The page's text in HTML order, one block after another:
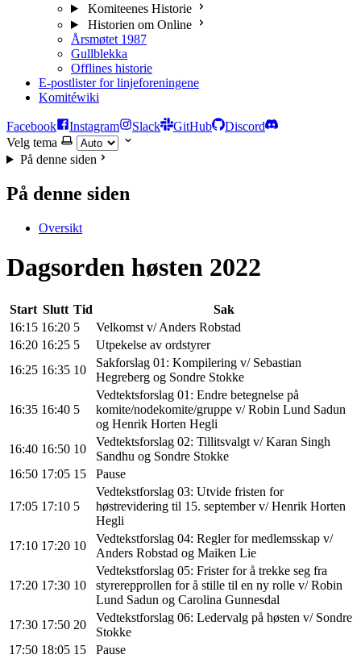
Komiteenes Historie
Historien om Online
Årsmøtet 1987
Gullblekka
Offlines historie
E-postlister for linjeforeningene
Komitéwiki
Facebook Instagram Slack GitHub
Discord
Velg tema
På denne siden
På denne siden
Oversikt
Dagsorden høsten 2022
Start Slutt Tid
Sak
16:15 16:20 5
Velkomst v/ Anders Robstad
16:20 16:25 5
Utpekelse av ordstyrer
16:25 16:35 10
Sakforslag 01: Kompilering v/ Sebastian
Hegreberg og Sondre Stokke
16:35 16:40 5
Vedtektsforslag 01: Endre betegnelse på
komite/nodekomite/gruppe v/ Robin Lund Sadun
og Henrik Horten Hegli
16:40 16:50 10
Vedtektsforslag 02: Tillitsvalgt v/ Karan Singh
Sandhu og Sondre Stokke
16:50 17:05 15 Pause
17:05 17:10 5
Vedtekstforslag 03: Utvide fristen for
høstrevidering til 15. september v/ Henrik Horten
Hegli
17:10 17:20 10
Vedtekstforslag 04: Regler for medlemsskap v/
Anders Robstad og Maiken Lie
17:20 17:30 10
Vedtekstforslag 05: Frister for å trekke seg fra
styrerepprollen for å stille til en ny rolle v/ Robin
Lund Sadun og Carolina Gunnesdal
17:30 17:50 20
Vedtekstforslag 06: Ledervalg på høsten v/ Sondre
Stokke
17:50 18:05 15
Pause